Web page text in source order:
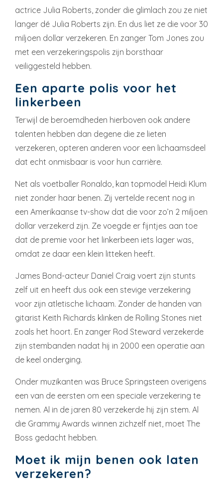
actrice Julia Roberts, zonder die glimlach zou ze niet
langer dé Julia Roberts zijn. En dus liet ze die voor 30
miljoen dollar verzekeren. En zanger Tom Jones zou
met een verzekeringspolis zijn borsthaar
veiliggesteld hebben.
Een aparte polis voor het
linkerbeen
Terwijl de beroemdheden hierboven ook andere
talenten hebben dan degene die ze lieten
verzekeren, opteren anderen voor een lichaamsdeel
dat echt onmisbaar is voor hun carrière.
Net als voetballer Ronaldo, kan topmodel Heidi Klum
niet zonder haar benen. Zij vertelde recent nog in
een Amerikaanse tv-show dat die voor zo’n 2 miljoen
dollar verzekerd zijn. Ze voegde er fijntjes aan toe
dat de premie voor het linkerbeen iets lager was,
omdat ze daar een klein litteken heeft.
James Bond-acteur Daniel Craig voert zijn stunts
zelf uit en heeft dus ook een stevige verzekering
voor zijn atletische lichaam. Zonder de handen van
gitarist Keith Richards klinken de Rolling Stones niet
zoals het hoort. En zanger Rod Steward verzekerde
zijn stembanden nadat hij in 2000 een operatie aan
de keel onderging.
Onder muzikanten was Bruce Springsteen overigens
een van de eersten om een speciale verzekering te
nemen. Al in de jaren 80 verzekerde hij zijn stem. Al
die Grammy Awards winnen zichzelf niet, moet The
Boss gedacht hebben.
Moet ik mijn benen ook laten
verzekeren?